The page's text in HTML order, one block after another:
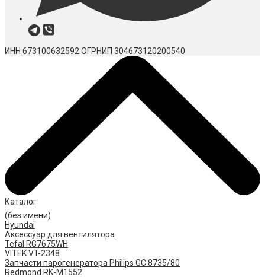
ИНН 673100632592 ОГРНИП 304673120200540
Каталог
(без имени)
Hyundai
Аксессуар для вентилятора
Tefal RG7675WH
VITEK VT-2348
Запчасти парогенератора Philips GC 8735/80
Redmond RK-M1552